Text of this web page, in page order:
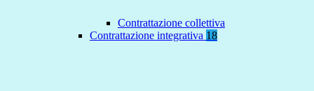
Contrattazione collettiva
Contrattazione integrativa 18